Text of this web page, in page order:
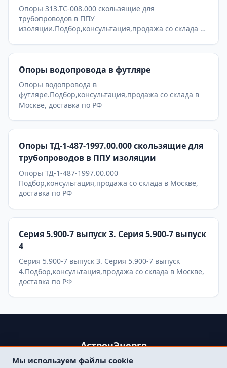
Опоры 313.ТС-008.000 скользящие для
трубопроводов в ППУ
изоляции.Подбор,консультация,продажа со склада в
Опоры водопровода в футляре
Опоры водопровода в
футляре.Подбор,консультация,продажа со склада в
Москве, доставка по РФ
Опоры ТД-1-487-1997.00.000 скользящие для
трубопроводов в ППУ изоляции
Опоры ТД-1-487-1997.00.000
Подбор,консультация,продажа со склада в Москве,
доставка по РФ
Серия 5.900-7 выпуск 3. Серия 5.900-7 выпуск
4
Серия 5.900-7 выпуск 3. Серия 5.900-7 выпуск
4.Подбор,консультация,продажа со склада в Москве,
доставка по РФ
АстронЭнерго
+79250499357 , +74998417015
Мы используем файлы cookie